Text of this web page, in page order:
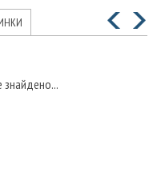
знайдено...